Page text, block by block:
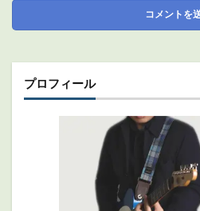
プロフィール